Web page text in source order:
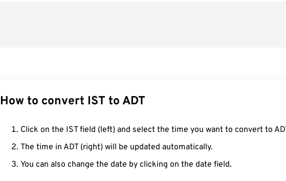
How to convert IST to ADT
Click on the IST field (left) and select the time you want to convert to
The time in ADT (right) will be updated automatically.
You can also change the date by clicking on the date field.